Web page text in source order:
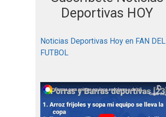
Deportivas HOY
Noticias Deportivas Hoy en FAN DEL
FUTBOL